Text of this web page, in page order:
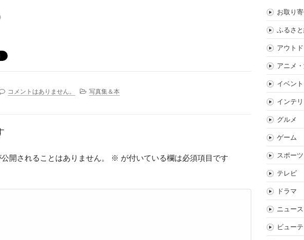
コメントはありません。 写真集＆本
開されることはありません。 ※ が付いている欄は必須項目です
お取り
ふるさ
アウト
アニメ
イベント
インテ
グルメ
ゲーム
スポーツ
テレビ
ドラマ
ニュース
ビュー